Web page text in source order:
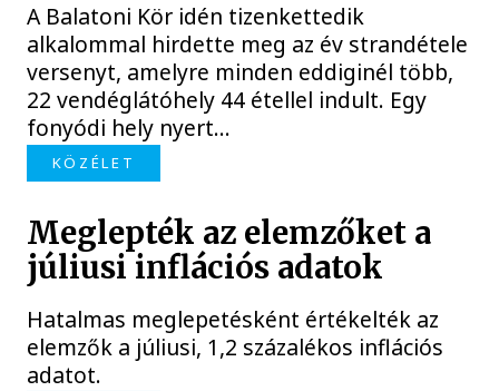
A Balatoni Kör idén tizenkettedik
alkalommal hirdette meg az év strandétele
versenyt, amelyre minden eddiginél több,
22 vendéglátóhely 44 étellel indult. Egy
fonyódi hely nyert...
KÖZÉLET
Meglepték az elemzőket a
júliusi inflációs adatok
Hatalmas meglepetésként értékelték az
elemzők a júliusi, 1,2 százalékos inflációs
adatot.